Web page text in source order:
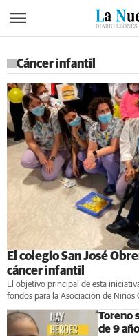
Cáncer infantil
El colegio San José
cáncer infantil
El objetivo principal de esta
fondos para la Asociación de Niños
Toreno
de 9